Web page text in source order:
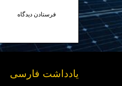
یادداشت فارسی